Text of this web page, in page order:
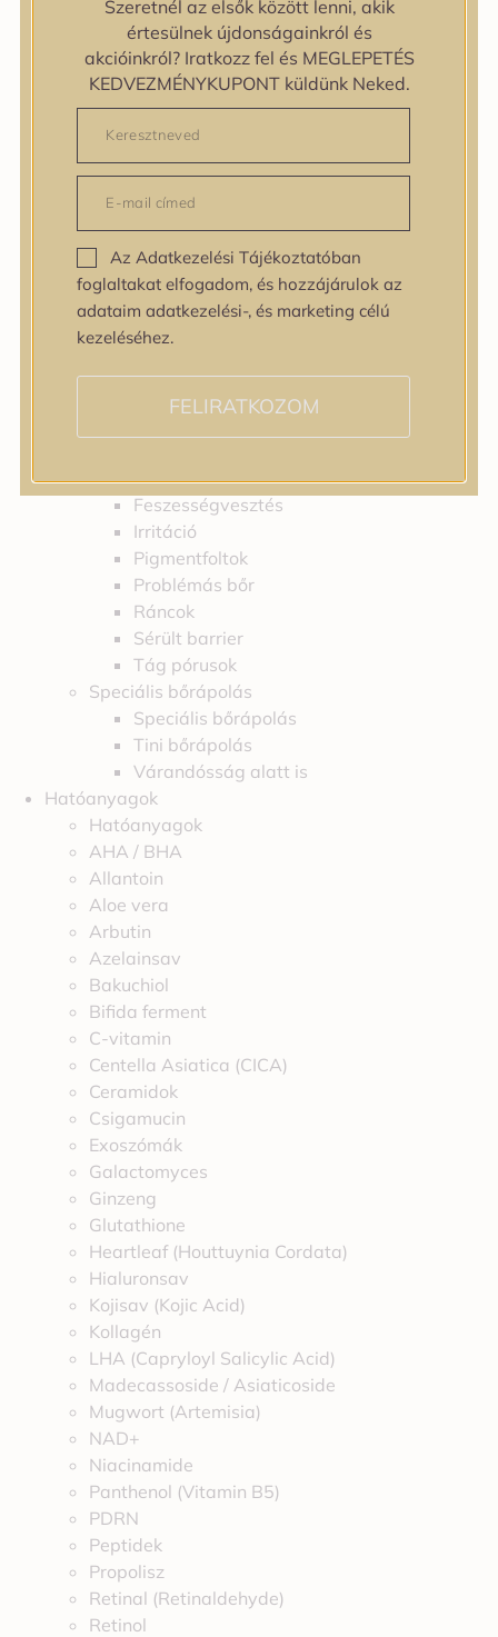
zipiderm
Bőrállapot
Bőrállapot
Bőrtípus
Bőrtípus
Kombinált
Száraz
Zsíros
Bőrprobléma
Bőrprobléma
Bőrpír
Dehidratált bőr
Egyenetlen bőrtextúra
Egyenetlen tónus
Fakóság
Feszességvesztés
Irritáció
Pigmentfoltok
Problémás bőr
Ráncok
Sérült barrier
Tág pórusok
Speciális bőrápolás
Speciális bőrápolás
Tini bőrápolás
Várandósság alatt is
Hatóanyagok
Hatóanyagok
AHA / BHA
Allantoin
Aloe vera
Arbutin
Azelainsav
Bakuchiol
Bifida ferment
C-vitamin
Centella Asiatica (CICA)
Ceramidok
Csigamucin
Exoszómák
Galactomyces
Ginzeng
Glutathione
Heartleaf (Houttuynia Cordata)
Hialuronsav
Kojisav (Kojic Acid)
Kollagén
LHA (Capryloyl Salicylic Acid)
Madecassoside / Asiaticoside
Mugwort (Artemisia)
NAD+
Niacinamide
Panthenol (Vitamin B5)
PDRN
Peptidek
Propolisz
Retinal (Retinaldehyde)
Retinol
Szeretnél az elsők között lenni, akik
értesülnek újdonságainkról és
akcióinkról? Iratkozz fel és MEGLEPETÉS
KEDVEZMÉNYKUPONT küldünk Neked.
Az Adatkezelési Tájékoztatóban
foglaltakat elfogadom, és hozzájárulok az
adataim adatkezelési-, és marketing célú
kezeléséhez.
FELIRATKOZOM